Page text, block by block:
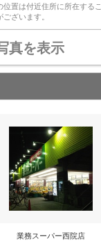
置は付近住所に所在する
ざいます。
真を表示
業務スーパー西院店